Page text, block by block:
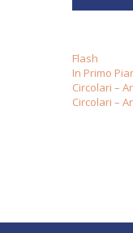
Flash
In Primo
Circolari –
Circolari –